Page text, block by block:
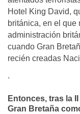
Hotel King David,
británica, en el que
administración
cuando Gran
recién creadas
.
Entonces, tras la
Gran Bretaña